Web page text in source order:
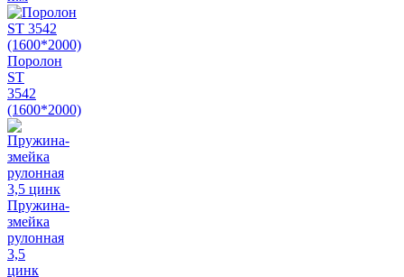
Поролон
ST
3542
(1600*2000)
Пружина-
змейка
рулонная
3,5
цинк